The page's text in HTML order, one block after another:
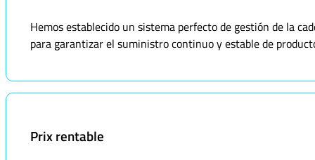
Hemos establecido un sistema perfecto de gestión de la
para garantizar el suministro continuo y estable de
Prix rentable